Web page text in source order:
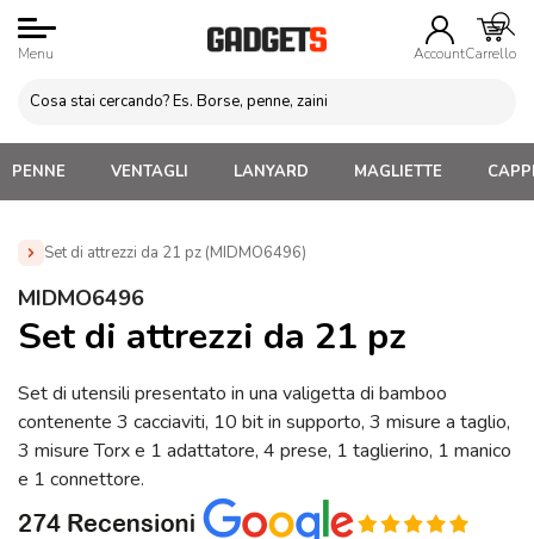
Menu AccountCarrello
PENNE VENTAGLI LANYARD MAGLIETTE
Set di attrezzi da 21 pz (MIDMO6496)
Home » Attrezzi da lavoro Personalizzati
MIDMO6496
Set di attrezzi da 21 pz
Set di utensili presentato in una valigetta di bamboo
contenente 3 cacciaviti, 10 bit in supporto, 3 misure a taglio,
3 misure Torx e 1 adattatore, 4 prese, 1 taglierino, 1 manico
e 1 connettore.